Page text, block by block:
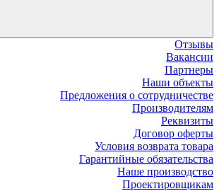
Отзывы
Вакансии
Партнеры
Наши объекты
Предложения о сотрудничестве
Производителям
Реквизиты
Договор оферты
Условия возврата товара
Гарантийные обязательства
Наше производство
Проектировщикам